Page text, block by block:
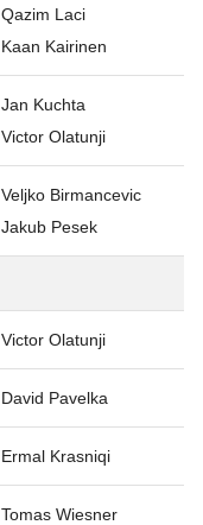
Qazim Laci
Kaan Kairinen
Jan Kuchta
Victor Olatunji
Veljko Birmancevic
Jakub Pesek
Victor Olatunji
David Pavelka
Ermal Krasniqi
Tomas Wiesner